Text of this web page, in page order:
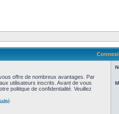
offre de nombreux avantages. Par
utilisateurs inscrits. Avant de vous
politique de confidentialité. Veuillez